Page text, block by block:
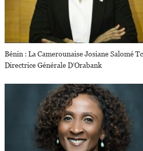
Bénin : La Camerounaise Josiane Salomé
Directrice Générale D’Orabank